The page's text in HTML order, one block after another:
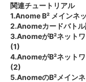
関連チュートリアル
1.Anome B² メインネ
2.Anomeカードバトル
3.AnomeがB²ネット
(1)
4.AnomeがB²ネット
(2)
5.AnomeのB²メイン